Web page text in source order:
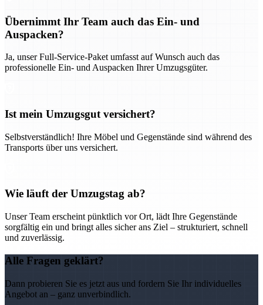
Übernimmt Ihr Team auch das Ein- und
Auspacken?
Ja, unser Full-Service-Paket umfasst auf Wunsch auch das
professionelle Ein- und Auspacken Ihrer Umzugsgüter.
Ist mein Umzugsgut versichert?
Selbstverständlich! Ihre Möbel und Gegenstände sind während des
Transports über uns versichert.
Wie läuft der Umzugstag ab?
Unser Team erscheint pünktlich vor Ort, lädt Ihre Gegenstände
sorgfältig ein und bringt alles sicher ans Ziel – strukturiert, schnell
und zuverlässig.
Alle Fragen geklärt?
Dann probieren Sie es jetzt aus und fordern Sie Ihr individuelles
Angebot an – ganz unverbindlich.